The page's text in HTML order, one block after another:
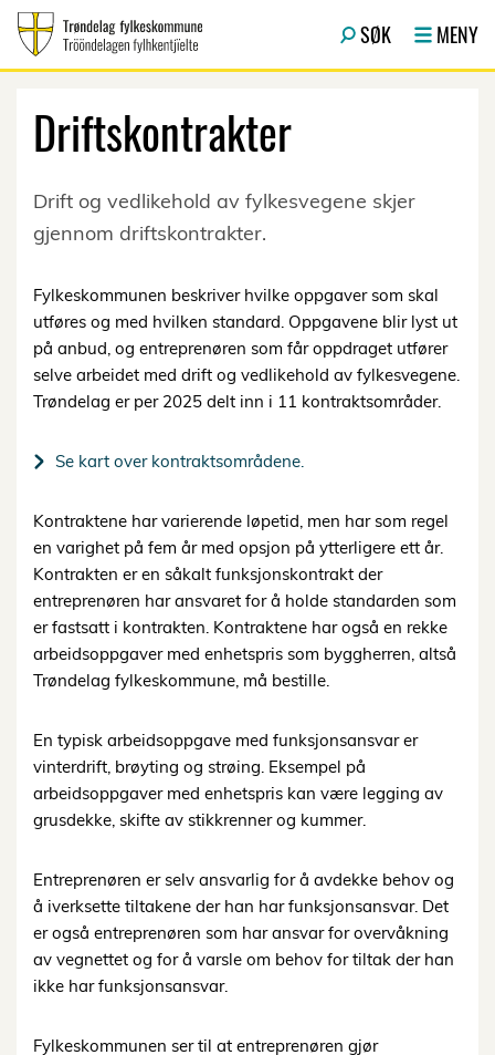
SØK MENY
Driftskontrakter
Drift og vedlikehold av fylkesvegene skjer
gjennom driftskontrakter.
Fylkeskommunen beskriver hvilke oppgaver som skal
utføres og med hvilken standard. Oppgavene blir lyst ut
på anbud, og entreprenøren som får oppdraget utfører
selve arbeidet med drift og vedlikehold av fylkesvegene.
Trøndelag er per 2025 delt inn i 11 kontraktsområder.
Se kart over kontraktsområdene.
Kontraktene har varierende løpetid, men har som regel
en varighet på fem år med opsjon på ytterligere ett år.
Kontrakten er en såkalt funksjonskontrakt der
entreprenøren har ansvaret for å holde standarden som
er fastsatt i kontrakten. Kontraktene har også en rekke
arbeidsoppgaver med enhetspris som byggherren, altså
Trøndelag fylkeskommune, må bestille.
En typisk arbeidsoppgave med funksjonsansvar er
vinterdrift, brøyting og strøing. Eksempel på
arbeidsoppgaver med enhetspris kan være legging av
grusdekke, skifte av stikkrenner og kummer.
Entreprenøren er selv ansvarlig for å avdekke behov og
å iverksette tiltakene der han har funksjonsansvar. Det
er også entreprenøren som har ansvar for overvåkning
av vegnettet og for å varsle om behov for tiltak der han
ikke har funksjonsansvar.
Fylkeskommunen ser til at entreprenøren gjør